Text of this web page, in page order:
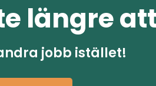
längre
jobb istället!